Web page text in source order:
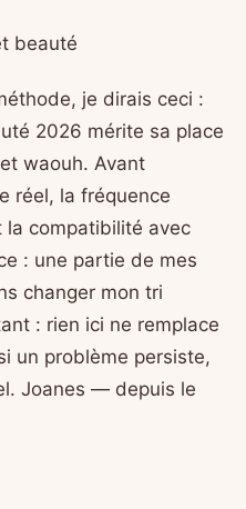
beauté
je dirais ceci :
2026 mérite sa place
waouh. Avant
réel, la fréquence
la compatibilité avec
: une partie de mes
changer mon tri
: rien ici ne remplace
un problème persiste,
Joanes — depuis le